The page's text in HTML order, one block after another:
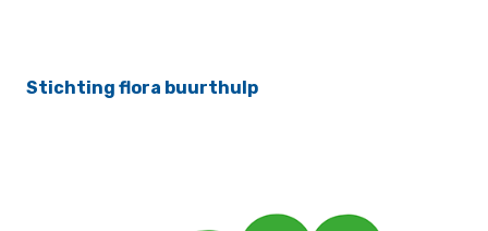
Stichting flora buurthulp